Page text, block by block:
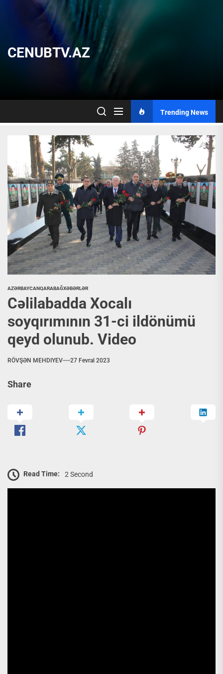
CENUBTV.AZ
Trending News
AZƏRBAYCANQARABAĞXƏBƏRLƏR
Cəlilabadda Xocalı
soyqırımının 31-ci ildönümü
qeyd olunub. Video
RÖVŞƏN MEHDIYEV 27 Fevral 2023
Share
Read Time: 2 Second